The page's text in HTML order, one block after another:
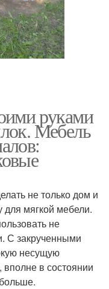
руками
Мебель
не только дом и
для мягкой мебели.
не
С закрученными
несущую
в состоянии